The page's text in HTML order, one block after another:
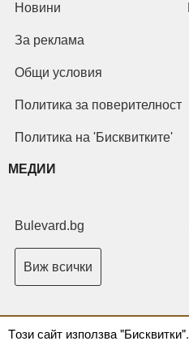
Tози сайт използва "Бисквитки".
Новини
За реклама
Общи условия
Политика за поверителност
Политика на 'Бисквитките'
МЕДИИ
Bulevard.bg
Виж всички